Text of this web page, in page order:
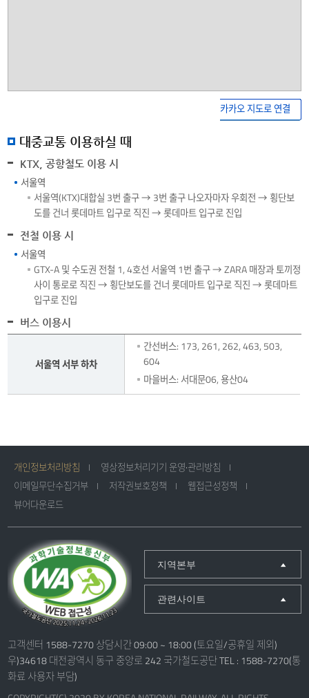
카카오 지도로 연결
대중교통 이용하실 때
KTX, 공항철도 이용 시
서울역
서울역(KTX)대합실 3번 출구 → 3번 출구 나오자마자 우회전 → 횡단보
도를 건너 롯데마트 입구로 직진 → 롯데마트 입구로 진입
전철 이용 시
서울역
GTX-A 및 수도권 전철 1, 4호선 서울역 1번 출구 → ZARA 매장과 토끼정
사이 통로로 직진 → 횡단보도를 건너 롯데마트 입구로 직진 → 롯데마트
입구로 진입
버스 이용시
하차에
서울역 서부 하차
간선버스: 173, 261, 262, 463, 503,
604
마을버스: 서대문06, 용산04
개인정보처리방침
영상정보처리기기 운영·관리방침
이메일무단수집거부
저작권보호정책
웹접근성정책
뷰어다운로드
지역본부
관련사이트
고객센터 1588-7270 상담시간 09:00 ~ 18:00 (토요일/공휴일 제외)
우)34618 대전광역시 동구 중앙로 242 국가철도공단 TEL : 1588-7270(통
화료 사용자 부담)